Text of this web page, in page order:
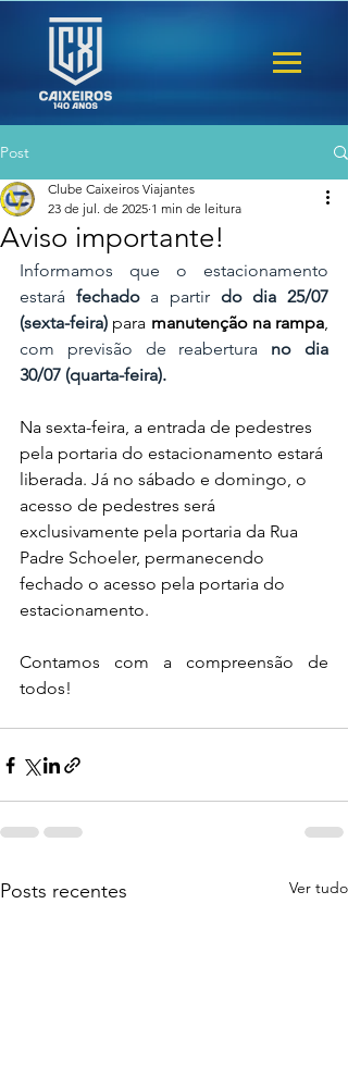
Post
Aviso importante!
Clube Caixeiros Viajantes
23 de jul. de 2025 1 min de leitura
Informamos que o estacionamento
estará fechado a partir do dia 25/07
(sexta-feira) para manutenção na rampa
com previsão de reabertura no dia
30/07 (quarta-feira).
Na sexta-feira, a entrada de pedestres
pela portaria do estacionamento estará
liberada. Já no sábado e domingo, o
acesso de pedestres será
exclusivamente pela portaria da Rua
Padre Schoeler, permanecendo
fechado o acesso pela portaria do
estacionamento.
Contamos com a compreensão de
todos!
Posts recentes Ver tudo